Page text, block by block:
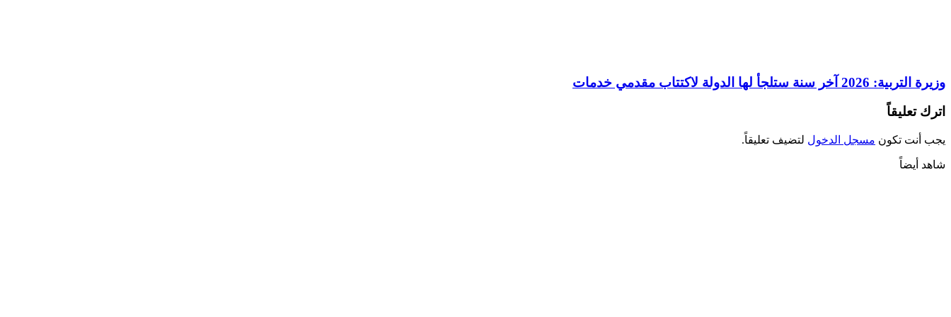
وزيرة التربية: 2026 آخر سنة ستلجأ لها الدولة لاكتتاب مقدمي خدمات
اترك تعليقاً
يجب أنت تكون مسجل الدخول لتضيف تعليقاً.
شاهد أيضاً